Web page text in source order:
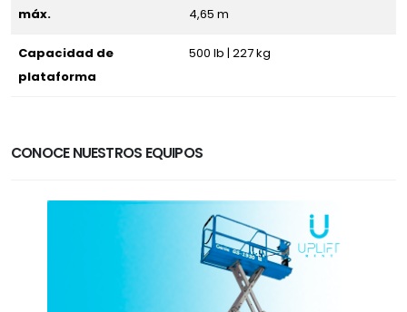
máx.
4,65 m
Capacidad de
plataforma
500 lb | 227 kg
CONOCE NUESTROS EQUIPOS